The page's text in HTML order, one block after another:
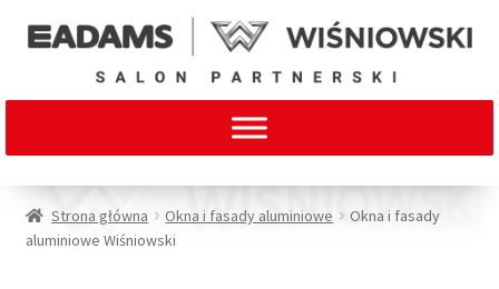
Strona główna Okna i fasady aluminiowe
Okna i fasady
aluminiowe Wiśniowski